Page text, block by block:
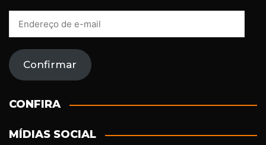
e
r
ç
d
Confirmar
CONFIRA
MÍDIAS SOCIAL